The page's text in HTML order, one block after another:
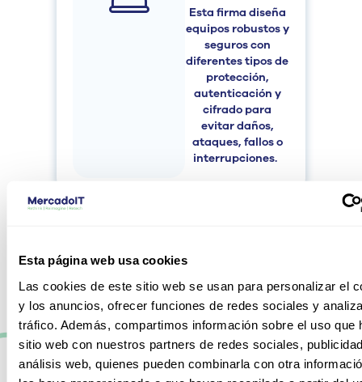
Esta página web usa cookies
Las cookies de este sitio web se usan para personalizar el
y los anuncios, ofrecer funciones de redes sociales y
tráfico. Además, compartimos información sobre el uso que
sitio web con nuestros partners de redes sociales,
análisis web, quienes pueden combinarla con otra
Esta firma diseña
equipos robustos y
seguros con
diferentes tipos de
protección,
autenticación y
cifrado para
evitar daños,
ataques, fallos o
interrupciones.
Access Points Cisco:
Conectividad Inalámbrica de
Alto Rendimiento